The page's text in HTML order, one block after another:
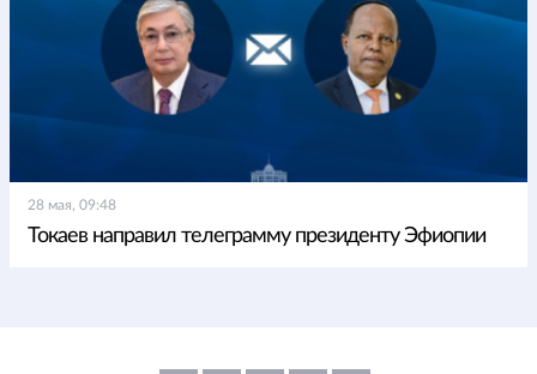
28 мая, 09:48
Токаев направил телеграмму президенту Эфиопии